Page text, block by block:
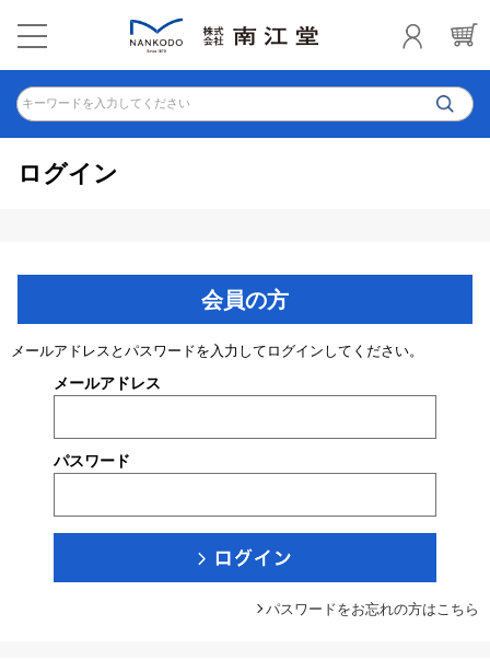
キーワードを入力してください
ログイン
会員の方
メールアドレスとパスワードを入力してログインしてください。
メールアドレス
パスワード
パスワードをお忘れの方はこちら